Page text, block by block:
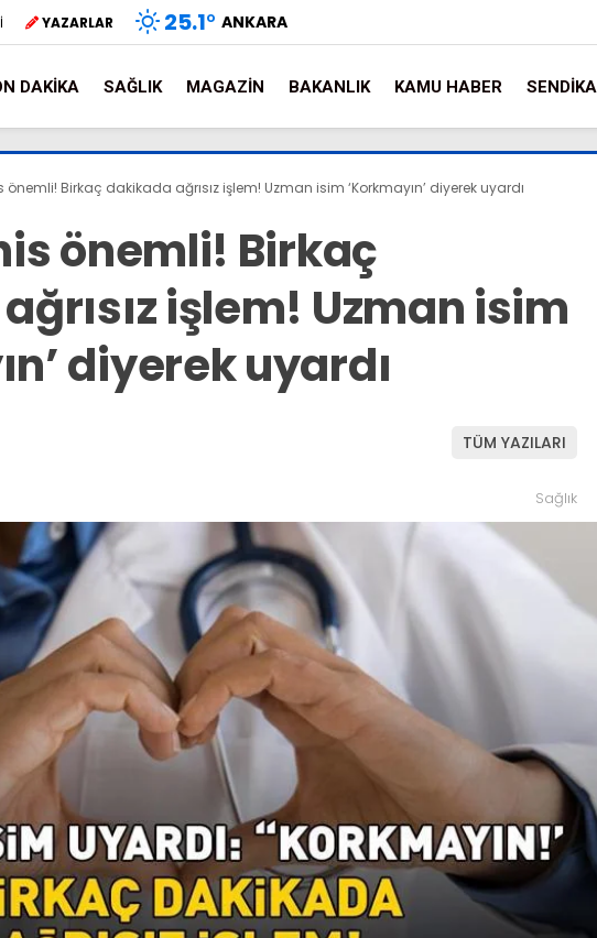
YAZARLAR 25.1° ANKARA
DAKIKA SAĞLIK MAGAZIN BAKANLIK KAMU HABER SENDIKA
önemli! Birkaç dakikada ağrısız işlem! Uzman isim ‘Korkmayın’ diyerek uyardı
önemli! Birkaç
işlem! Uzman isim
diyerek uyardı
TÜM YAZILARI
Sağlık